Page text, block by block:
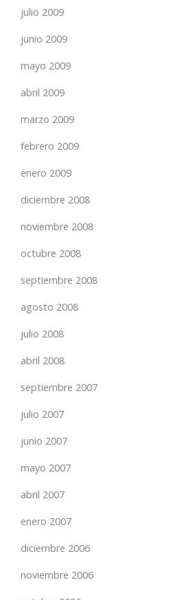
julio 2009
junio 2009
mayo 2009
abril 2009
marzo 2009
febrero 2009
enero 2009
diciembre 2008
noviembre 2008
octubre 2008
septiembre 2008
agosto 2008
julio 2008
abril 2008
septiembre 2007
julio 2007
junio 2007
mayo 2007
abril 2007
enero 2007
diciembre 2006
noviembre 2006